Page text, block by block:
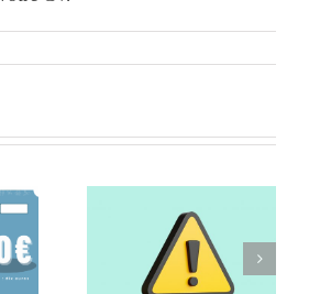
la
de
Séance
d’information